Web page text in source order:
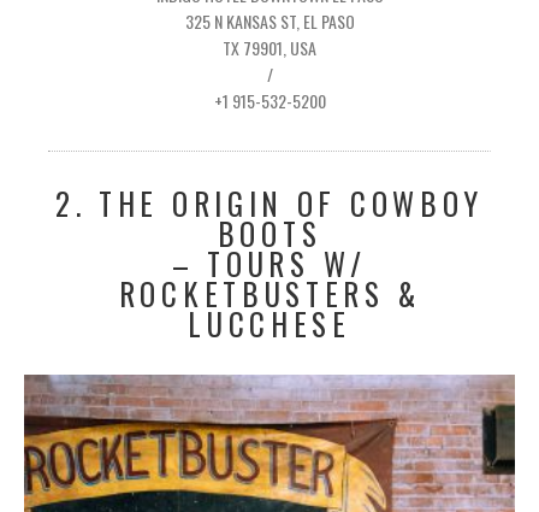
325 N KANSAS ST, EL PASO
TX 79901, USA
/
+1 915-532-5200
2. THE ORIGIN OF COWBOY
BOOTS
– TOURS W/
ROCKETBUSTERS &
LUCCHESE